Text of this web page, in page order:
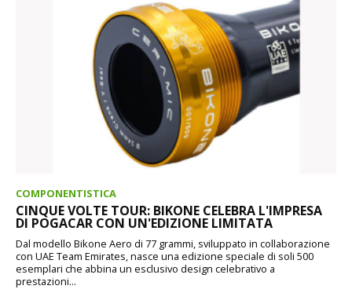
COMPONENTISTICA
CINQUE VOLTE TOUR: BIKONE CELEBRA L'IMPRESA
DI POGACAR CON UN'EDIZIONE LIMITATA
Dal modello Bikone Aero di 77 grammi, sviluppato in collaborazione
con UAE Team Emirates, nasce una edizione speciale di soli 500
esemplari che abbina un esclusivo design celebrativo a
prestazioni...